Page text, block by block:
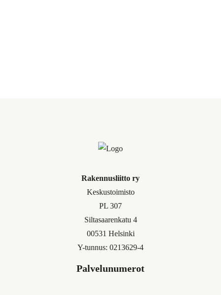
Rakennusliitto ry
Keskustoimisto
PL 307
Siltasaarenkatu 4
00531 Helsinki
Y-tunnus: 0213629-4
Palvelunumerot